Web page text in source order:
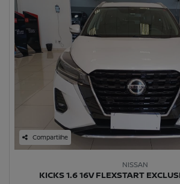
Compartilhe
NISSAN
KICKS 1.6 16V FLEXSTART